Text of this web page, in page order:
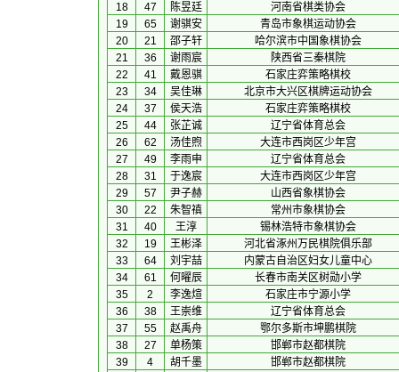
18
47 陈昱廷
河南省棋类协会
19
65 谢骐安
青岛市象棋运动协会
20
21 邵子轩
哈尔滨市中国象棋协会
21
36 谢雨宸
陕西省三秦棋院
22
41 戴恩骐
石家庄弈策略棋校
23
34 吴佳琳
北京市大兴区棋牌运动协会
24
37 侯天浩
石家庄弈策略棋校
25
44 张芷诚
辽宁省体育总会
26
62 汤佳煦
大连市西岗区少年宫
27
49 李雨申
辽宁省体育总会
28
31 于逸宸
大连市西岗区少年宫
29
57 尹子赫
山西省象棋协会
30
22 朱智禛
常州市象棋协会
31
40 王淳
锡林浩特市象棋协会
32
19 王彬泽
河北省涿州万民棋院俱乐部
33
64 刘宇喆
内蒙古自治区妇女儿童中心
34
61 何曜辰
长春市南关区树勋小学
35
2 李逸煊
石家庄市宁源小学
36
38 王崇维
辽宁省体育总会
37
55 赵禹舟
鄂尔多斯市坤鹏棋院
38
27 单杨策
邯郸市赵都棋院
39
4 胡千墨
邯郸市赵都棋院